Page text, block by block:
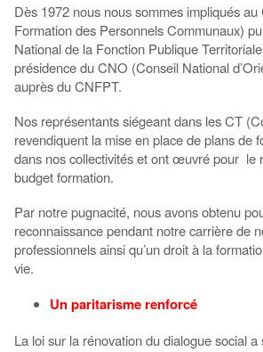
Dès 1972 nous nous sommes impliqués
Formation des Personnels Communaux)
National de la Fonction Publique
présidence du CNO (Conseil National
auprès du CNFPT.
Nos représentants siégeant dans les CT
revendiquent la mise en place de plans de
dans nos collectivités et ont œuvré pour le
budget formation.
Par notre pugnacité, nous avons obtenu
reconnaissance pendant notre carrière de
professionnels ainsi qu’un droit à la
vie.
Un paritarisme renforcé
La loi sur la rénovation du dialogue social a